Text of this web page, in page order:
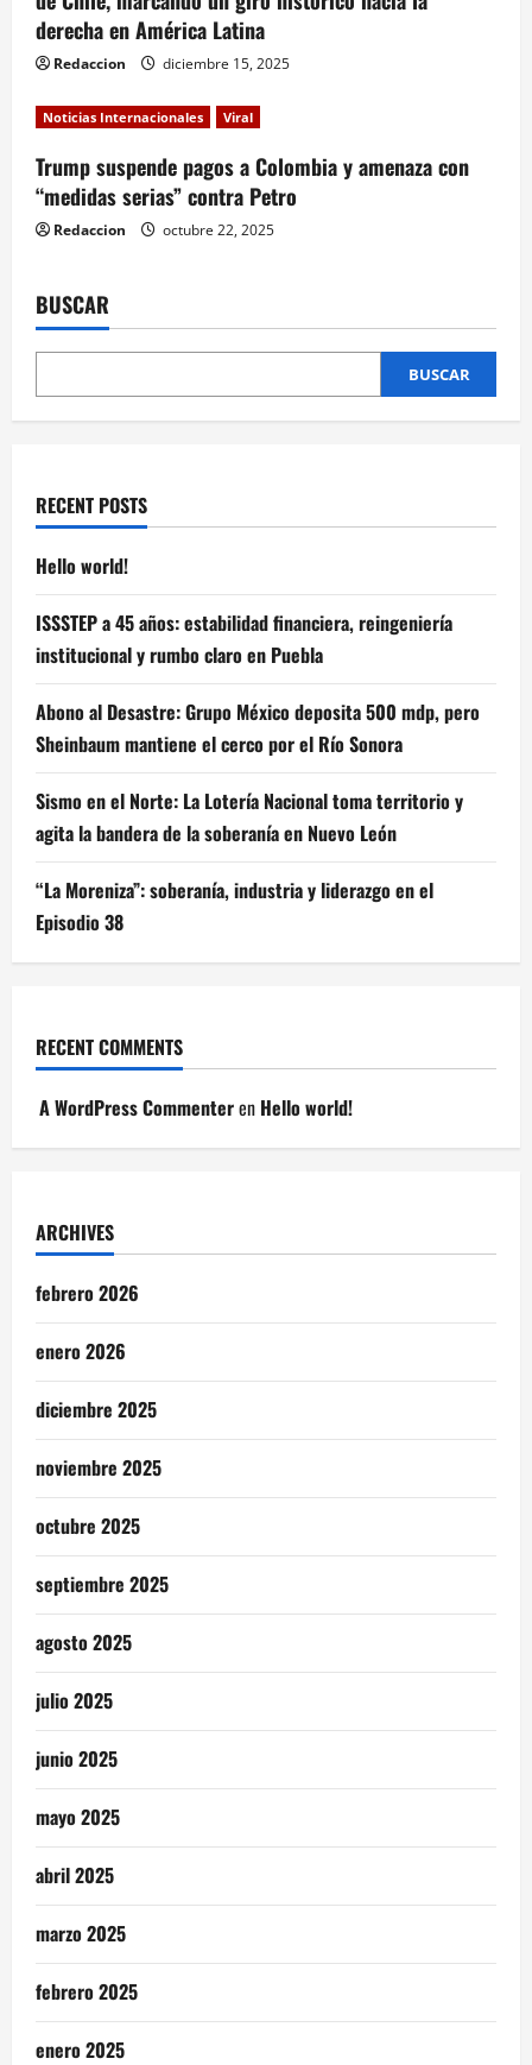
n
derecha en América Latina
Redaccion diciembre 15, 2025
Noticias Internacionales Viral
Trump suspende pagos a Colombia y amenaza con
“medidas serias” contra Petro
Redaccion octubre 22, 2025
BUSCAR
BUSCAR
RECENT POSTS
Hello world!
ISSSTEP a 45 años: estabilidad financiera, reingeniería
institucional y rumbo claro en Puebla
Abono al Desastre: Grupo México deposita 500 mdp, pero
Sheinbaum mantiene el cerco por el Río Sonora
Sismo en el Norte: La Lotería Nacional toma territorio y
agita la bandera de la soberanía en Nuevo León
“La Moreniza”: soberanía, industria y liderazgo en el
Episodio 38
RECENT COMMENTS
A WordPress Commenteren Hello world!
ARCHIVES
febrero 2026
enero 2026
diciembre 2025
noviembre 2025
octubre 2025
septiembre 2025
agosto 2025
julio 2025
junio 2025
mayo 2025
abril 2025
marzo 2025
febrero 2025
enero 2025